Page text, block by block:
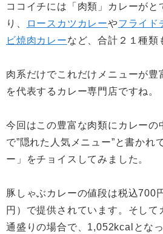
ココイチには「肉類」カレーがと
り、
ロースカツカレーやフライド
ビ焼肉カレーなど、合計２１種類
肉系だけでこれだけメニューが豊
を代表するカレー専門店ですね。
今回はこの豊富な肉類にカレーの
で”隠れた人気メニュー”と書かれ
ー」をチョイスしてみました。
豚しゃぶカレーの値段は税込700
円）で提供されています。そして
通盛りの場合で、1,052kcalとなっ